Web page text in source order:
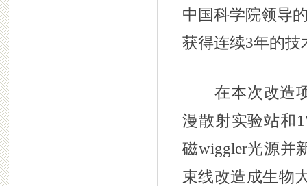
中国科学院领导
获得连续3年的技
在本次改造项
漫散射实验站和
磁wiggler光源并
束线改造成生物